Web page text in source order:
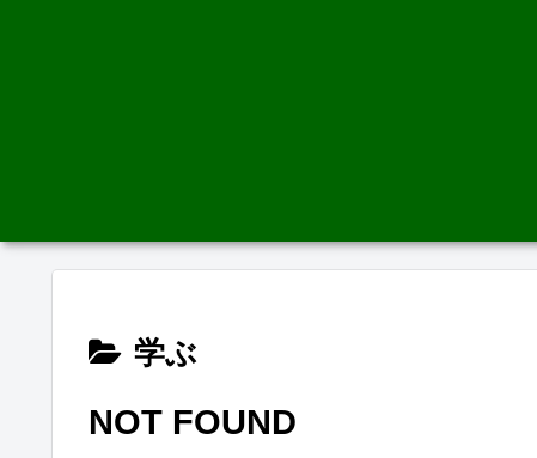
学ぶ
NOT FOUND